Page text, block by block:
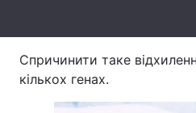
Спричинити таке
кількох генах.